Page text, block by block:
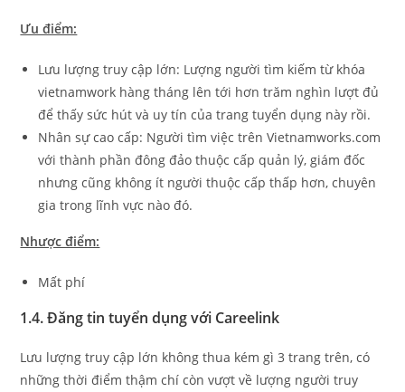
Ưu điểm:
Lưu lượng truy cập lớn: Lượng người tìm kiếm từ khóa
vietnamwork hàng tháng lên tới hơn trăm nghìn lượt đủ
để thấy sức hút và uy tín của trang tuyển dụng này rồi.
Nhân sự cao cấp: Người tìm việc trên Vietnamworks.com
với thành phần đông đảo thuộc cấp quản lý, giám đốc
nhưng cũng không ít người thuộc cấp thấp hơn, chuyên
gia trong lĩnh vực nào đó.
Nhược điểm:
Mất phí
1.4. Đăng tin tuyển dụng với Careelink
Lưu lượng truy cập lớn không thua kém gì 3 trang trên, có
những thời điểm thậm chí còn vượt về lượng người truy